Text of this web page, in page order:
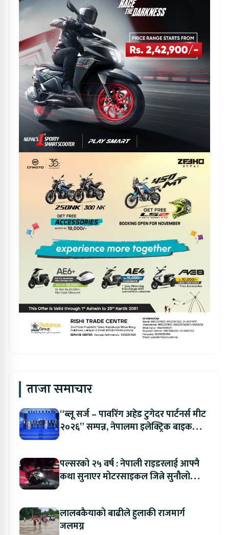
ताजा समाचार
“ब्लू सर्ज – पावरिंग अहेड टुगेदर पार्टनर्स मीट
२०२६” सम्पन्न, नेपालमा इलेक्ट्रिक बाइक
पल्सरको २५ वर्ष : नेपाली राइडरलाई आफ्नै
कथा सुनाएर मोटरसाइकल जित्ने सुनौलो
लालबकैयाको बाढीले हुलाकी राजमार्ग
जलमग्न